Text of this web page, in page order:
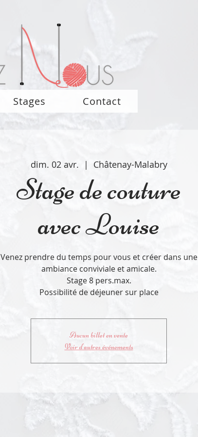
Stages Contact
dim. 02 avr.
  |
Châtenay-Malabry
Stage de couture
avec Louise
Venez prendre du temps pour vous et créer dans une
ambiance conviviale et amicale.
Stage 8 pers.max.
Possibilité de déjeuner sur place
Aucun billet en vente
Voir d'autres événements